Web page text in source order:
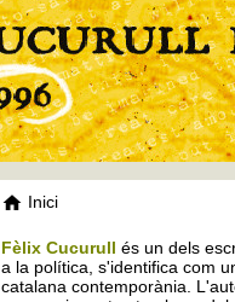
Inici
Fèlix Cucurull és un dels
a la política, s'identifica com
catalana contemporània.